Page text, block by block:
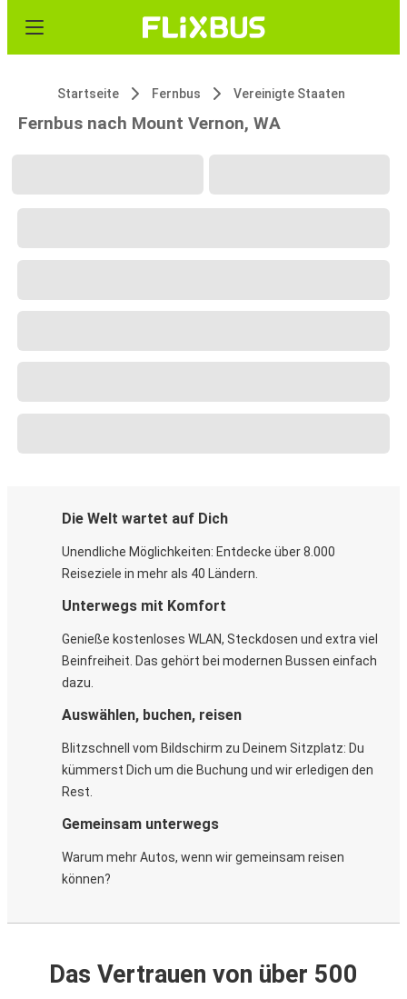
Startseite Fernbus Vereinigte Staaten
Fernbus nach Mount Vernon, WA
Die Welt wartet auf Dich
Unendliche Möglichkeiten: Entdecke über 8.000
Reiseziele in mehr als 40 Ländern.
Unterwegs mit Komfort
Genieße kostenloses WLAN, Steckdosen und extra viel
Beinfreiheit. Das gehört bei modernen Bussen einfach
dazu.
Auswählen, buchen, reisen
Blitzschnell vom Bildschirm zu Deinem Sitzplatz: Du
kümmerst Dich um die Buchung und wir erledigen den
Rest.
Gemeinsam unterwegs
Warum mehr Autos, wenn wir gemeinsam reisen
können?
Das Vertrauen von über 500